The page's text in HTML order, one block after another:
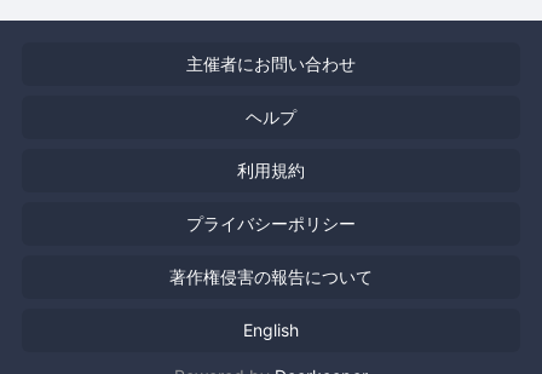
主催者にお問い合わせ
ヘルプ
利用規約
プライバシーポリシー
著作権侵害の報告について
English